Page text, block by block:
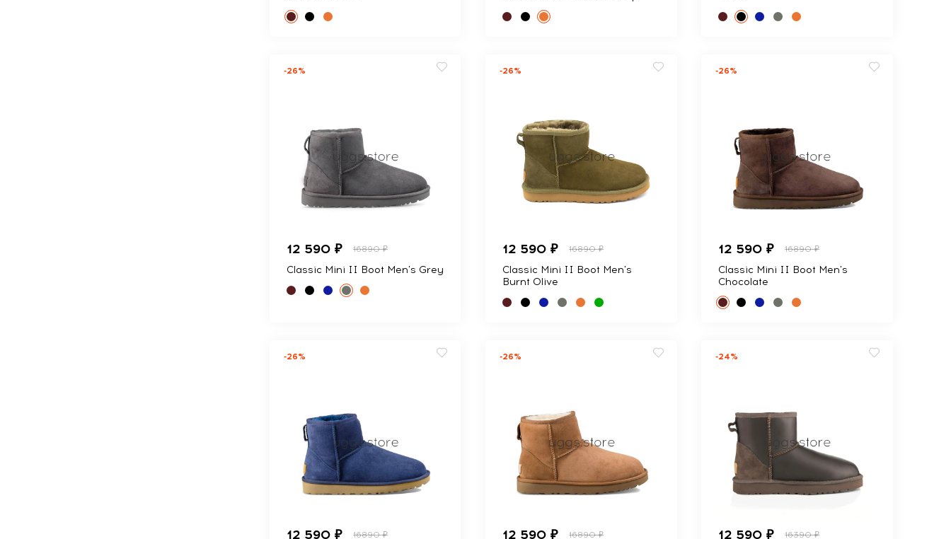
-26%
12 590 ₽ 16890 ₽
Classic Mini II Boot Men's Grey
-26%
12 590 ₽ 16890 ₽
Classic Mini II Boot Men's
Burnt Olive
-26%
12 590 ₽ 16890 ₽
Classic Mini II Boot Men's
Chocolate
-26%
12 590 ₽ 16890 ₽
-26%
12 590 ₽ 16890 ₽
-24%
12 590 ₽ 16390 ₽